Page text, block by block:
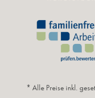
* Alle Preise inkl.